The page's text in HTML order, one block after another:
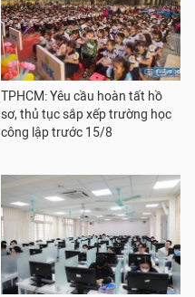
TPHCM: Yêu cầu hoàn tất hồ
sơ, thủ tục sắp xếp trường học
công lập trước 15/8